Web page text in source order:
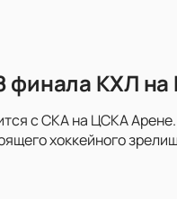
финала КХЛ
с СКА на ЦСКА
хоккейного